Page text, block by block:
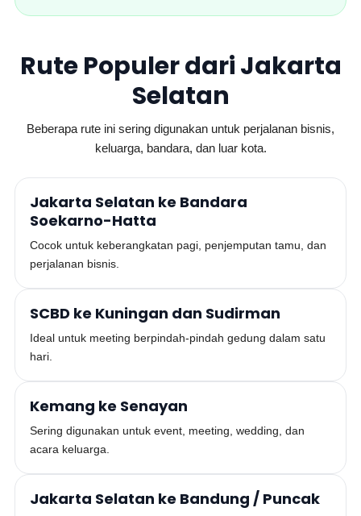
Rute Populer dari Jakarta
Selatan
Beberapa rute ini sering digunakan untuk perjalanan bisnis,
keluarga, bandara, dan luar kota.
Jakarta Selatan ke Bandara
Soekarno-Hatta
Cocok untuk keberangkatan pagi, penjemputan tamu, dan
perjalanan bisnis.
SCBD ke Kuningan dan Sudirman
Ideal untuk meeting berpindah-pindah gedung dalam satu
hari.
Kemang ke Senayan
Sering digunakan untuk event, meeting, wedding, dan
acara keluarga.
Jakarta Selatan ke Bandung / Puncak